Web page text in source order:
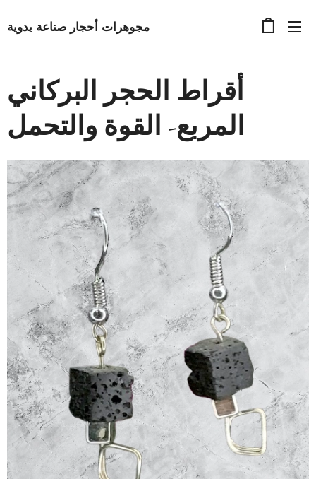
مجوهرات أحجار صناعة يدوية
أقراط الحجر البركاني
المربع- القوة والتحمل